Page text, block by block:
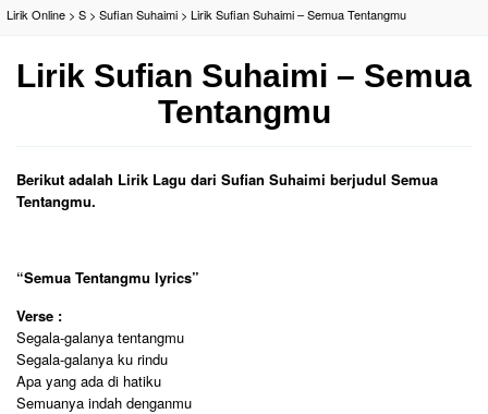
Lirik Online > S > Sufian Suhaimi > Lirik Sufian Suhaimi – Semua Tentangmu
Lirik Sufian Suhaimi – Semua
Tentangmu
Berikut adalah Lirik Lagu dari Sufian Suhaimi berjudul Semua
Tentangmu.
“Semua Tentangmu lyrics”
Verse :
Segala-galanya tentangmu
Segala-galanya ku rindu
Apa yang ada di hatiku
Semuanya indah denganmu